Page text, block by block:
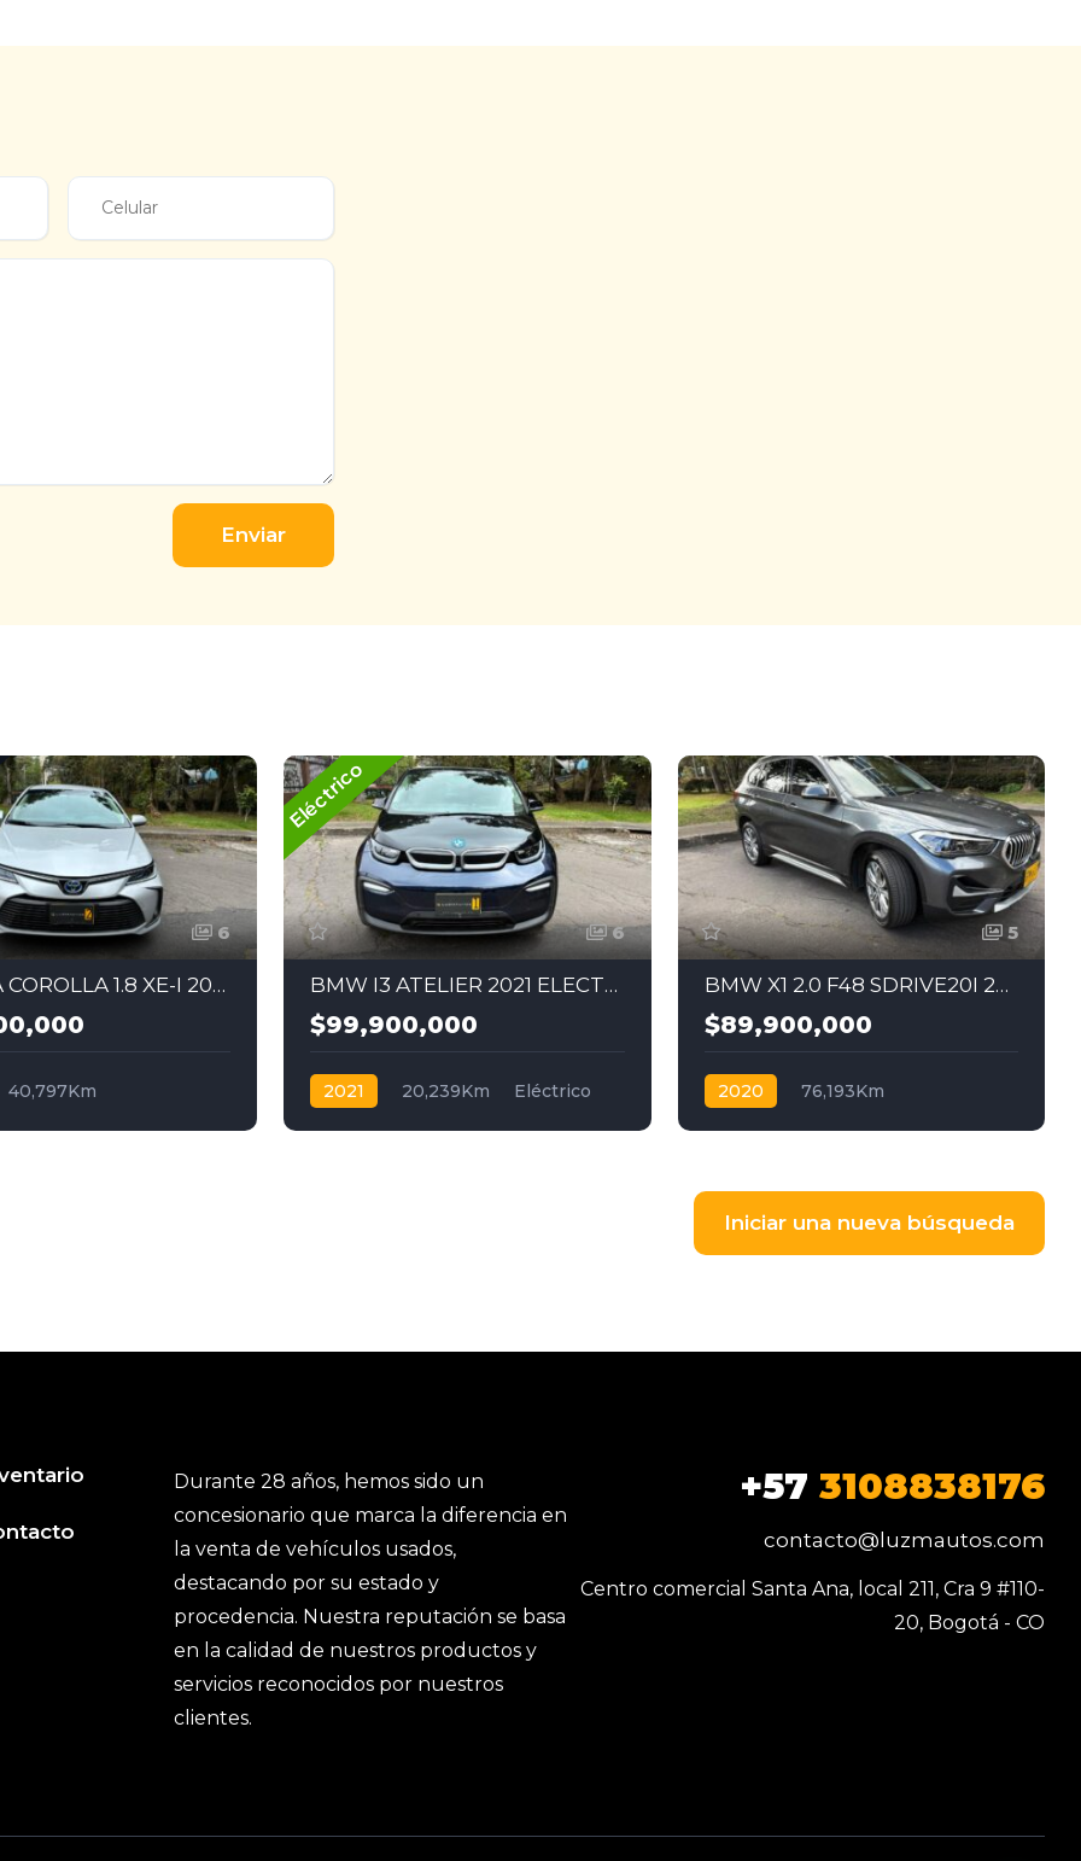
Enviar
6
TOYOTA COROLLA 1.8 XE-I 2021 HIBRIDO
40,797Km
Eléctrico
6
BMW I3 ATELIER 2021 ELECTRICO
$99,900,000
2021 20,239Km Eléctrico
5
BMW X1 2.0 F48 SDRIVE20I 2020
$89,900,000
2020
76,193Km
Iniciar una nueva búsqueda
Durante 28 años, hemos sido un
concesionario que marca la diferencia en
la venta de vehículos usados,
destacando por su estado y
procedencia. Nuestra reputación se basa
en la calidad de nuestros productos y
servicios reconocidos por nuestros
clientes.
+57 3108838176
contacto@luzmautos.com
Centro comercial Santa Ana, local 211, Cra 9 #110-
20, Bogotá - CO